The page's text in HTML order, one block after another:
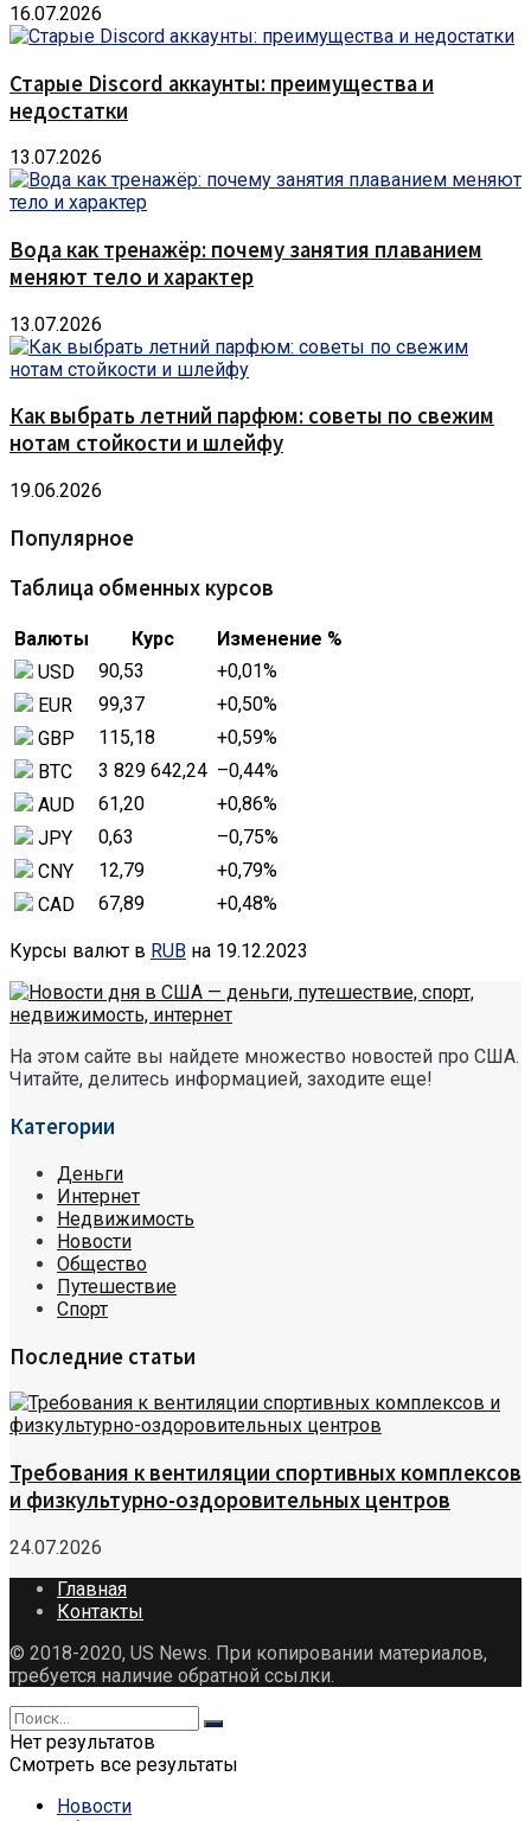
16.07.2026
Старые Discord аккаунты: преимущества и
недостатки
13.07.2026
Вода как тренажёр: почему занятия плаванием
меняют тело и характер
13.07.2026
Как выбрать летний парфюм: советы по свежим
нотам стойкости и шлейфу
19.06.2026
Популярное
Таблица обменных курсов
Валюты Курс
Изменение %
USD
90,53 +0,01%
EUR
99,37 +0,50%
GBP
115,18 +0,59%
BTC
3 829 642,24 –0,44%
AUD
61,20 +0,86%
JPY
0,63 –0,75%
CNY
12,79 +0,79%
CAD
67,89 +0,48%
Курсы валют в RUB на 19.12.2023
На этом сайте вы найдете множество новостей про США.
Читайте, делитесь информацией, заходите еще!
Категории
Деньги
Интернет
Недвижимость
Новости
Общество
Путешествие
Спорт
Последние статьи
Требования к вентиляции спортивных комплексов
и физкультурно-оздоровительных центров
24.07.2026
Главная
Контакты
© 2018-2020, US News. При копировании материалов,
требуется наличие обратной ссылки.
Нет результатов
Смотреть все результаты
Новости